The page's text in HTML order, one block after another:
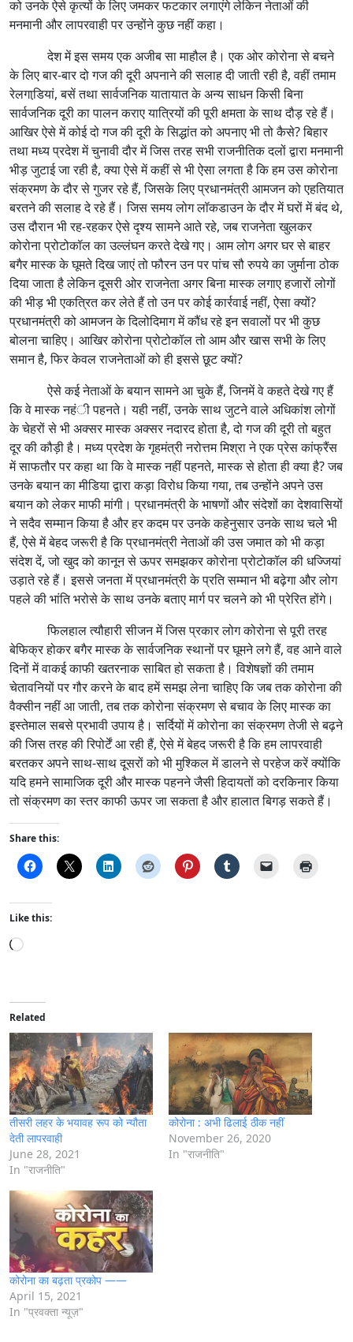
को उनके ऐसे कृत्यों के लिए जमकर फटकार लगाएंगे लेकिन नेताओं की
मनमानी और लापरवाही पर उन्होंने कुछ नहीं कहा।
देश में इस समय एक अजीब सा माहौल है। एक ओर कोरोना से बचने
के लिए बार-बार दो गज की दूरी अपनाने की सलाह दी जाती रही है, वहीं तमाम
रेलगाडि़यां, बसें तथा सार्वजनिक यातायात के अन्य साधन किसी बिना
सार्वजनिक दूरी का पालन कराए यात्रियों की पूरी क्षमता के साथ दौड़ रहे हैं।
आखिर ऐसे में कोई दो गज की दूरी के सिद्धांत को अपनाए भी तो कैसे? बिहार
तथा मध्य प्रदेश में चुनावी दौर में जिस तरह सभी राजनीतिक दलों द्वारा मनमानी
भीड़ जुटाई जा रही है, क्या ऐसे में कहीं से भी ऐसा लगता है कि हम उस कोरोना
संक्रमण के दौर से गुजर रहे हैं, जिसके लिए प्रधानमंत्री आमजन को एहतियात
बरतने की सलाह दे रहे हैं। जिस समय लोग लॉकडाउन के दौर में घरों में बंद थे,
उस दौरान भी रह-रहकर ऐसे दृश्य सामने आते रहे, जब राजनेता खुलकर
कोरोना प्रोटोकॉल का उल्लंघन करते देखे गए। आम लोग अगर घर से बाहर
बगैर मास्क के घूमते दिख जाएं तो फौरन उन पर पांच सौ रुपये का जुर्माना ठोक
दिया जाता है लेकिन दूसरी ओर राजनेता अगर बिना मास्क लगाए हजारों लोगों
की भीड़ भी एकत्रित कर लेते हैं तो उन पर कोई कार्रवाई नहीं, ऐसा क्यों?
प्रधानमंत्री को आमजन के दिलोदिमाग में कौंध रहे इन सवालों पर भी कुछ
बोलना चाहिए। आखिर कोरोना प्रोटोकॉल तो आम और खास सभी के लिए
समान है, फिर केवल राजनेताओं को ही इससे छूट क्यों?
ऐसे कई नेताओं के बयान सामने आ चुके हैं, जिनमें वे कहते देखे गए हैं
कि वे मास्क नहंी पहनते। यही नहीं, उनके साथ जुटने वाले अधिकांश लोगों
के चेहरों से भी अक्सर मास्क अक्सर नदारद होता है, दो गज की दूरी तो बहुत
दूर की कौड़ी है। मध्य प्रदेश के गृहमंत्री नरोत्तम मिश्रा ने एक प्रेस कांफ्रैंस
में साफतौर पर कहा था कि वे मास्क नहीं पहनते, मास्क से होता ही क्या है? जब
उनके बयान का मीडिया द्वारा कड़ा विरोध किया गया, तब उन्होंने अपने उस
बयान को लेकर माफी मांगी। प्रधानमंत्री के भाषणों और संदेशों का देशवासियों
ने सदैव सम्मान किया है और हर कदम पर उनके कहेनुसार उनके साथ चले भी
हैं, ऐसे में बेहद जरूरी है कि प्रधानमंत्री नेताओं की उस जमात को भी कड़ा
संदेश दें, जो खुद को कानून से ऊपर समझकर कोरोना प्रोटोकॉल की धज्जियां
उड़ाते रहे हैं। इससे जनता में प्रधानमंत्री के प्रति सम्मान भी बढ़ेगा और लोग
पहले की भांति भरोसे के साथ उनके बताए मार्ग पर चलने को भी प्रेरित होंगे।
फिलहाल त्यौहारी सीजन में जिस प्रकार लोग कोरोना से पूरी तरह
बेफिक्र होकर बगैर मास्क के सार्वजनिक स्थानों पर घूमने लगे हैं, वह आने वाले
दिनों में वाकई काफी खतरनाक साबित हो सकता है। विशेषज्ञों की तमाम
चेतावनियों पर गौर करने के बाद हमें समझ लेना चाहिए कि जब तक कोरोना की
वैक्सीन नहीं आ जाती, तब तक कोरोना संक्रमण से बचाव के लिए मास्क का
इस्तेमाल सबसे प्रभावी उपाय है। सर्दियों में कोरोना का संक्रमण तेजी से बढ़ने
की जिस तरह की रिपोर्टें आ रही हैं, ऐसे में बेहद जरूरी है कि हम लापरवाही
बरतकर अपने साथ-साथ दूसरों को भी मुश्किल में डालने से परहेज करें क्योंकि
यदि हमने सामाजिक दूरी और मास्क पहनने जैसी हिदायतों को दरकिनार किया
तो संक्रमण का स्तर काफी ऊपर जा सकता है और हालात बिगड़ सकते हैं।
Share this:
Like this:
L
d
i
n
g
…
Related
तीसरी लहर के भयावह रूप को न्यौता
देती लापरवाही
June 28, 2021
In "राजनीति"
कोरोना : अभी ढिलाई ठीक नहीं
November 26, 2020
In "राजनीति"
कोरोना का बढ़ता प्रकोप ——
April 15, 2021
In "प्रवक्ता न्यूज़"